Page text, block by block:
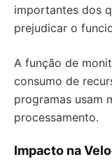
importantes dos
prejudicar o
A função de
consumo de
programas usam
processamento.
Impacto na